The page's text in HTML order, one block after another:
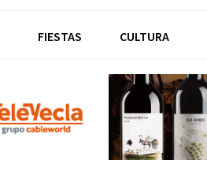
FIESTAS CULTURA